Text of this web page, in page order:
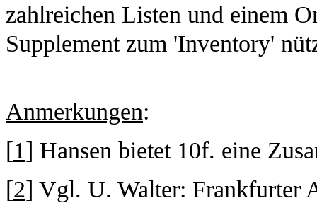
zahlreichen Listen und einem
Supplement zum 'Inventory'
Anmerkungen:
[1] Hansen bietet 10f. eine
[2] Vgl. U. Walter: Frankfurter